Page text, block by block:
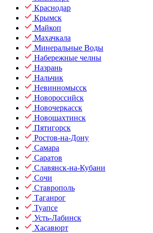
Краснодар
Крымск
Майкоп
Махачкала
Минеральные Воды
Набережные челны
Назрань
Нальчик
Невинномысск
Новороссийск
Новочеркасск
Новошахтинск
Пятигорск
Ростов-на-Дону
Самара
Саратов
Славянск-на-Кубани
Сочи
Ставрополь
Таганрог
Туапсе
Усть-Лабинск
Хасавюрт